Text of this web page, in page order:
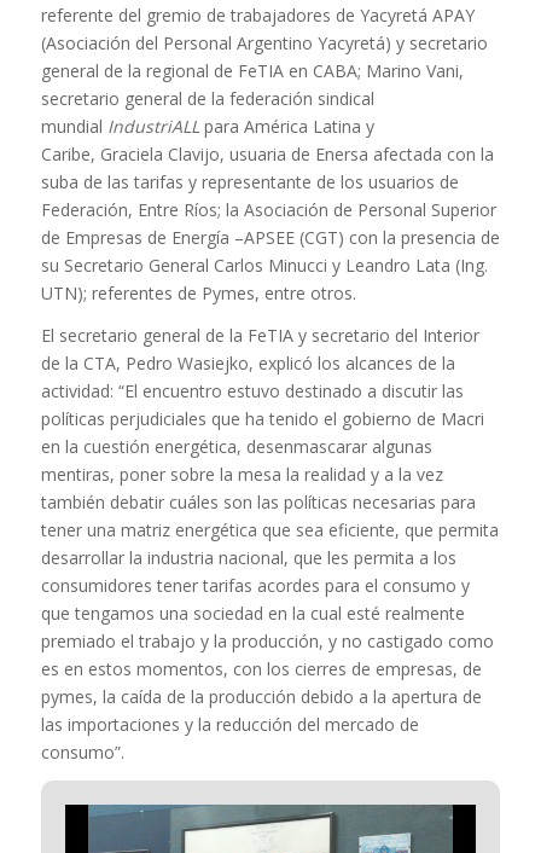
referente del gremio de trabajadores de Yacyretá APAY
(Asociación del Personal Argentino Yacyretá) y secretario
general de la regional de FeTIA en CABA; Marino Vani,
secretario general de la federación sindical
mundial IndustriALL para América Latina y
Caribe, Graciela Clavijo, usuaria de Enersa afectada con la
suba de las tarifas y representante de los usuarios de
Federación, Entre Ríos; la Asociación de Personal Superior
de Empresas de Energía –APSEE (CGT) con la presencia de
su Secretario General Carlos Minucci y Leandro Lata (Ing.
UTN); referentes de Pymes, entre otros.
El secretario general de la FeTIA y secretario del Interior
de la CTA, Pedro Wasiejko, explicó los alcances de la
actividad: “El encuentro estuvo destinado a discutir las
políticas perjudiciales que ha tenido el gobierno de Macri
en la cuestión energética, desenmascarar algunas
mentiras, poner sobre la mesa la realidad y a la vez
también debatir cuáles son las políticas necesarias para
tener una matriz energética que sea eficiente, que permita
desarrollar la industria nacional, que les permita a los
consumidores tener tarifas acordes para el consumo y
que tengamos una sociedad en la cual esté realmente
premiado el trabajo y la producción, y no castigado como
es en estos momentos, con los cierres de empresas, de
pymes, la caída de la producción debido a la apertura de
las importaciones y la reducción del mercado de
consumo”.